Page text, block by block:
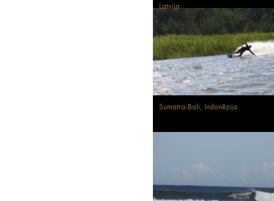
Latvija
Sumatra-Bali, Indonēzija